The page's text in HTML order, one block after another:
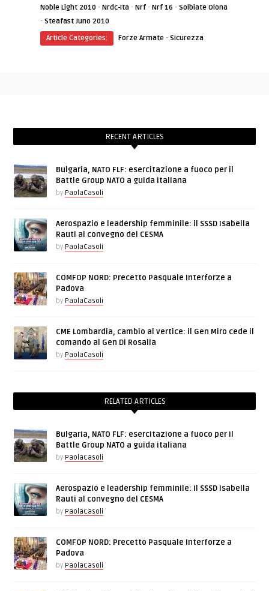
Noble Light 2010 ·Nrdc-Ita ·Nrf ·Nrf 16 ·Solbiate Olona
·Steafast Juno 2010
Article Categories:
Forze Armate ·Sicurezza
RECENT ARTICLES
Bulgaria, NATO FLF: esercitazione a fuoco per il
Battle Group NATO a guida italiana
by PaolaCasoli
Aerospazio e leadership femminile: il SSSD Isabella
Rauti al convegno del CESMA
by PaolaCasoli
COMFOP NORD: Precetto Pasquale Interforze a
Padova
by PaolaCasoli
CME Lombardia, cambio al vertice: il Gen Miro cede il
comando al Gen Di Rosalia
by PaolaCasoli
RELATED ARTICLES
Bulgaria, NATO FLF: esercitazione a fuoco per il
Battle Group NATO a guida italiana
by PaolaCasoli
Aerospazio e leadership femminile: il SSSD Isabella
Rauti al convegno del CESMA
by PaolaCasoli
COMFOP NORD: Precetto Pasquale Interforze a
Padova
by PaolaCasoli